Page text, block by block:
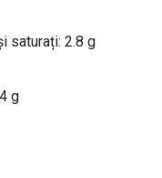
saturați: 2.8 g
g